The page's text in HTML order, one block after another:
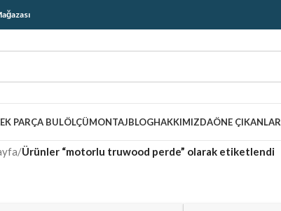
PARÇA BULÖLÇÜMONTAJBLOGHAKKIMIZDAÖNE ÇIKANLAR
/Ürünler “motorlu truwood perde” olarak etiketlendi